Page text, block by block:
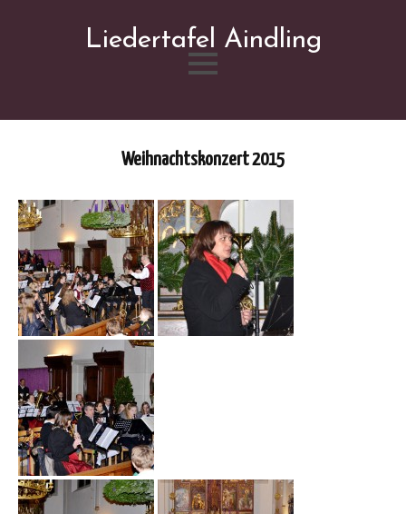
Liedertafel Aindling
to
content
Weihnachtskonzert 2015